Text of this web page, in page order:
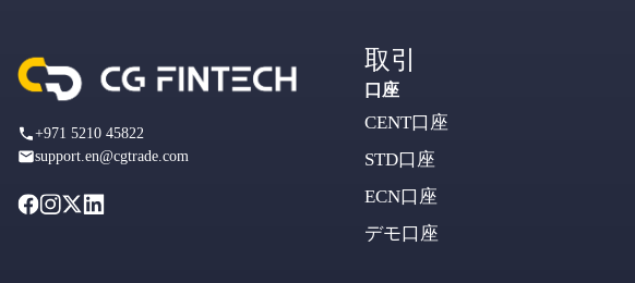
+971 5210 45822
support.en@cgtrade.com
取引
口座
CENT口座
STD口座
ECN口座
デモ口座